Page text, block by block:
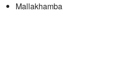
Mallakhamba